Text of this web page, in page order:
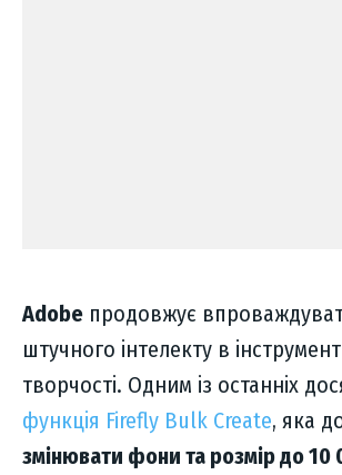
Adobe продовжує
штучного інтелекту в
творчості. Одним із останніх
функція Firefly Bulk Create, яка
змінювати фони та розмір до 10